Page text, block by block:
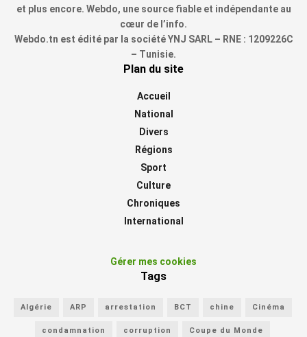
et plus encore. Webdo, une source fiable et indépendante au
cœur de l’info.
Webdo.tn est édité par la société YNJ SARL – RNE : 1209226C
– Tunisie.
Plan du site
Accueil
National
Divers
Régions
Sport
Culture
Chroniques
International
Gérer mes cookies
Tags
Algérie ARP arrestation BCT chine Cinéma
condamnation corruption Coupe du Monde